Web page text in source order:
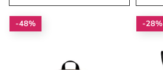
-48% -28%